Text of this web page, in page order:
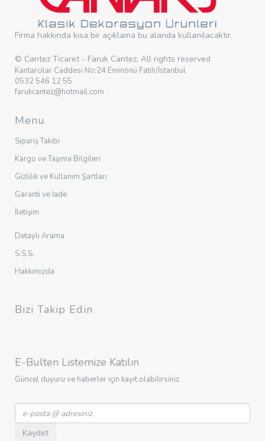
Firma hakkında kısa bir açıklama bu alanda kullanılacaktır.
© Cantez Ticaret - Faruk Cantez, All rights reserved
Kantarcılar Caddesi No:24 Eminönü Fatih/İstanbul
0532 546 12 55
farukcantez@hotmail.com
Menu
Sipariş Takibi
Kargo ve Taşıma Bilgileri
Gizlilik ve Kullanım Şartları
Garanti ve İade
İletişim
Detaylı Arama
S.S.S.
Hakkımızda
Bizi Takip Edin
E-Bulten Listemize Katılın
Güncel duyuru ve haberler için kayıt olabilirsiniz
Kaydet